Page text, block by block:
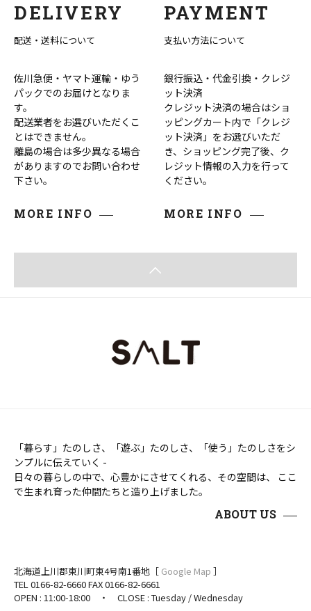
DELIVERY
配送・送料について
佐川急便・ヤマト運輸・ゆう
パックでのお届けとなりま
す。
配送業者をお選びいただくこ
とはできません。
離島の場合は多少異なる場合
がありますのでお問い合わせ
下さい。
MORE INFO
PAYMENT
支払い方法について
銀行振込・代金引換・クレジ
ット決済
クレジット決済の場合はショ
ッピングカート内で「クレジ
ット決済」をお選びいただ
き、ショッピング完了後、ク
レジット情報の入力を行って
ください。
MORE INFO
「暮らす」たのしさ、「遊ぶ」たのしさ、「使う」たのしさをシ
ンプルに伝えていく -
日々の暮らしの中で、心豊かにさせてくれる、その空間は、 ここ
で生まれ育った仲間たちと造り上げました。
ABOUT US
北海道上川郡東川町東4号南1番地［ Google Map ］
TEL 0166-82-6660 FAX 0166-82-6661
OPEN : 11:00-18:00 ・ CLOSE : Tuesday / Wednesday